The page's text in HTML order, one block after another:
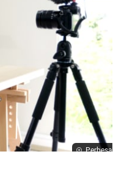
Perbesar